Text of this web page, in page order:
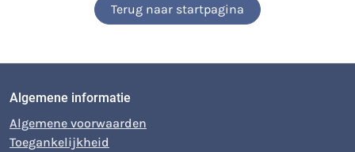
Terug naar startpagina
Algemene informatie
Algemene voorwaarden
Toegankelijkheid